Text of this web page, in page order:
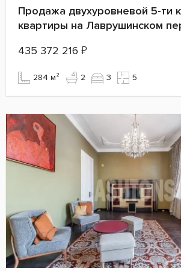
Продажа двухуровневой 5-ти
квартиры на Лаврушинском
435 372 216 ₽
284 м² 2 3 5